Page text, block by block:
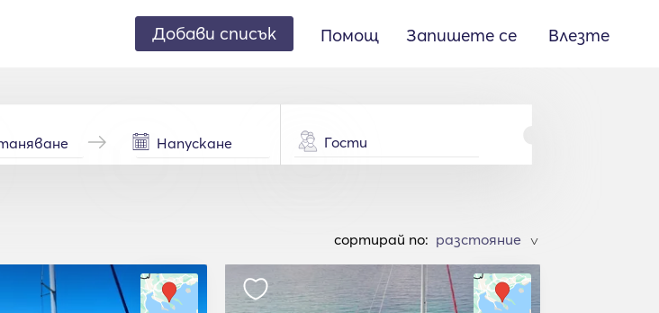
Добави списък Помощ Запишете се Влезте
Гости
cортирай по: >